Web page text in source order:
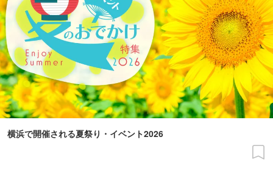
横浜で開催される夏祭り・イベント2026